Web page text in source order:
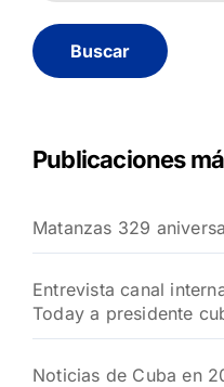
c
a
Publicaciones
Matanzas 329
Entrevista canal
Today a presidente
Noticias de Cuba en